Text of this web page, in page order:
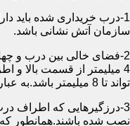
1-درب خریداری شده باید
سازمان آتش نشانی باشد.
2-فضای خالی بین درب و
4 میلیمتر از قسمت بالا و
تواند تا 8 میلیمتر باشد.به عبارتی نور نباید از پایین درب درز نماید.
3-درزگیرهایی که اطراف
نصب شده باشند.همانطور